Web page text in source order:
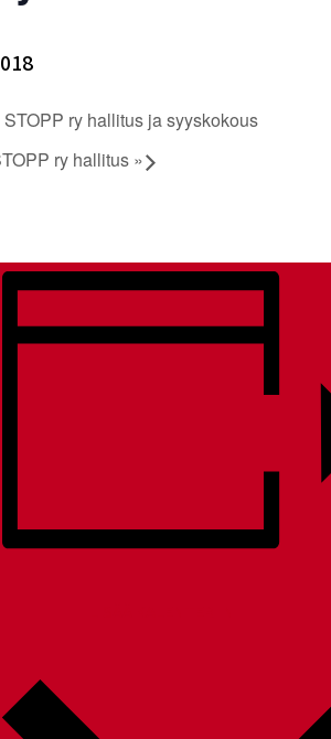
STOPP ry hallitus ja syyskokous
ry hallitus »